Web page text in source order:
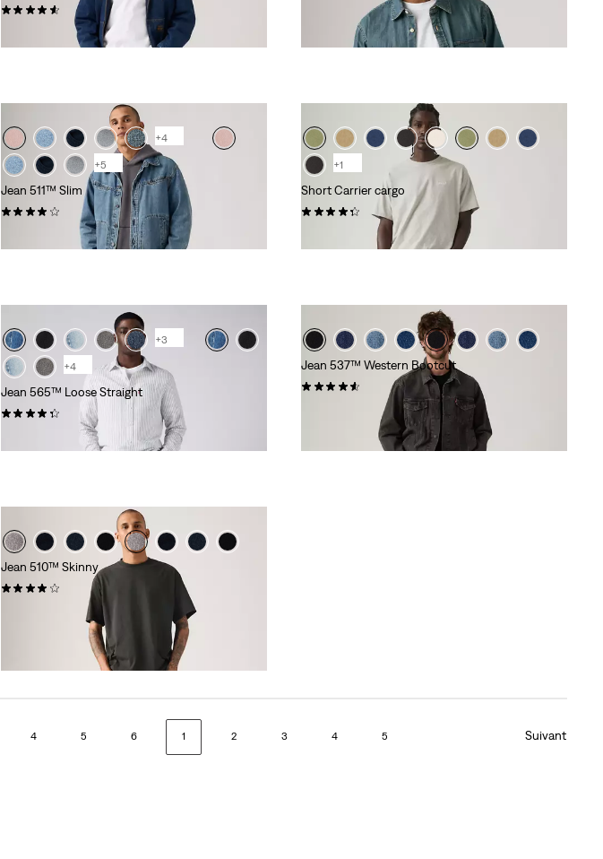
(18)
+4
+5
Jean 511™ Slim
(3392)
+1
Short Carrier cargo
(642)
+3
+4
Jean 565™ Loose Straight
(642)
Jean 537™ Western Bootcut
Jean 510™ Skinny
4 5 6 Suivant
1 2 3 4 5